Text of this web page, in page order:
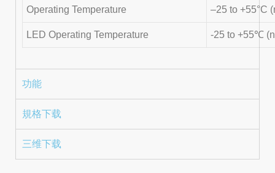
Operating Temperature –25 to +55°C
LED Operating Temperature -25 to +55℃
功能
規格下载
三维下载